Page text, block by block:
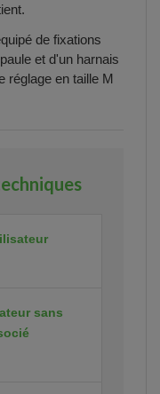
de fixations
et d'un harnais
réglage en taille M
sans